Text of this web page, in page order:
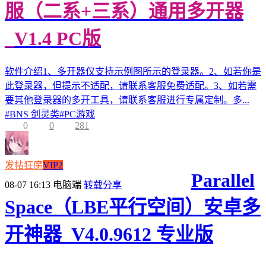
服（二系+三系）通用多开器
_V1.4 PC版
软件介绍1、多开器仅支持示例图所示的登录器。2、如若你是
此登录器，但提示不适配，请联系客服免费适配。3、如若需
要其他登录器的多开工具，请联系客服进行专属定制。多...
#BNS 剑灵类#PC游戏
0
0 281
发帖狂魔VIP2
08-07 16:13 电脑端 转载分享
Parallel
Space（LBE平行空间）安卓多
开神器_V4.0.9612 专业版